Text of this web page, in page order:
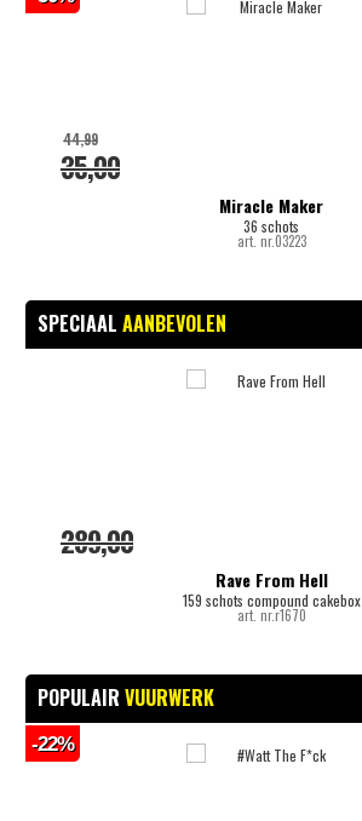
Miracle Maker
36 schots
art. nr.03223
35,00
44,99
SPECIAAL AANBEVOLEN
Rave From Hell
159 schots compound cakebox
art. nr.r1670
289,00
POPULAIR VUURWERK
-22%